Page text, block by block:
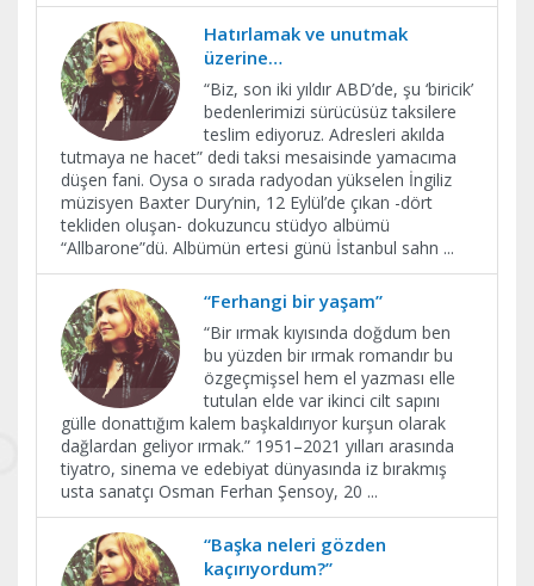
Hatırlamak ve unutmak
üzerine…
“Biz, son iki yıldır ABD’de, şu ‘biricik’
bedenlerimizi sürücüsüz taksilere
teslim ediyoruz. Adresleri akılda
tutmaya ne hacet” dedi taksi mesaisinde yamacıma
düşen fani. Oysa o sırada radyodan yükselen İngiliz
müzisyen Baxter Dury’nin, 12 Eylül’de çıkan -dört
tekliden oluşan- dokuzuncu stüdyo albümü
“Allbarone”dü. Albümün ertesi günü İstanbul sahn ...
“Ferhangi bir yaşam”
“Bir ırmak kıyısında doğdum ben
bu yüzden bir ırmak romandır bu
özgeçmişsel hem el yazması elle
tutulan elde var ikinci cilt sapını
gülle donattığım kalem başkaldırıyor kurşun olarak
dağlardan geliyor ırmak.” 1951–2021 yılları arasında
tiyatro, sinema ve edebiyat dünyasında iz bırakmış
usta sanatçı Osman Ferhan Şensoy, 20 ...
“Başka neleri gözden
kaçırıyordum?”